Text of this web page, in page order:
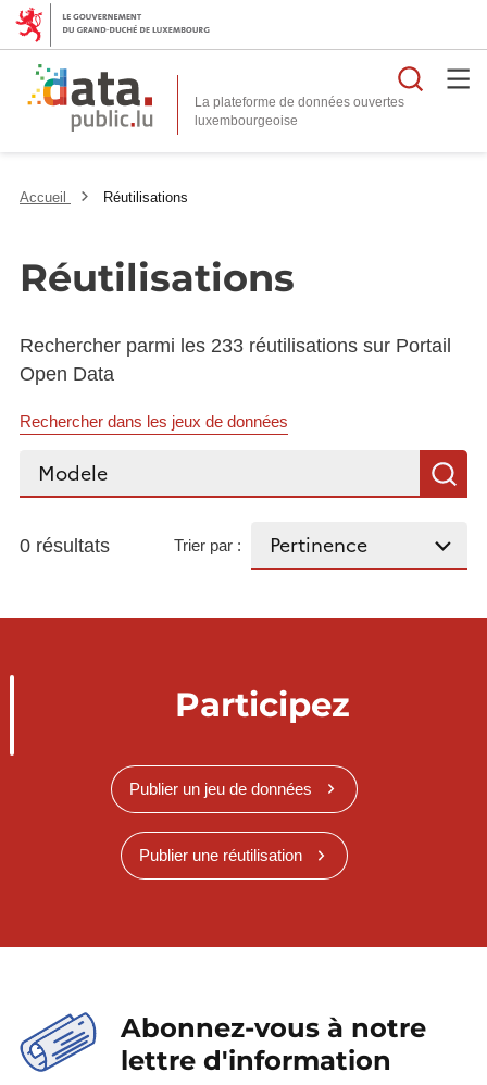
La plateforme de données ouvertes
Accueil Réutilisations
Réutilisations
Rechercher parmi les 233 réutilisations sur Portail
Open Data
Rechercher dans les jeux de données
Rechercher...
0 résultats Trier par :
Participez
Publier un jeu de données
Publier une réutilisation
Abonnez-vous à notre
lettre d'information